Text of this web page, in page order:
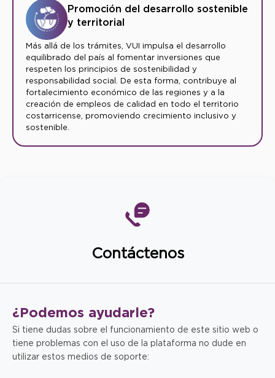
Promoción del desarrollo sostenible
y territorial
Más allá de los trámites, VUI impulsa el desarrollo
equilibrado del país al fomentar inversiones que
respeten los principios de sostenibilidad y
responsabilidad social. De esta forma, contribuye al
fortalecimiento económico de las regiones y a la
creación de empleos de calidad en todo el territorio
costarricense, promoviendo crecimiento inclusivo y
sostenible.
Contáctenos
¿Podemos ayudarle?
Si tiene dudas sobre el funcionamiento de este sitio web o
tiene problemas con el uso de la plataforma no dude en
utilizar estos medios de soporte: